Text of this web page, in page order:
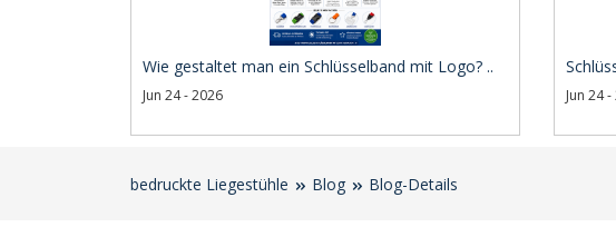
Wie gestaltet man ein Schlüsselband mit Logo? ..
Jun 24 - 2026 Jun 24
bedruckte Liegestühle Blog Blog-Details